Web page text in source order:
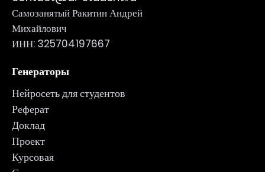
Самозанятый Ракитин Андрей
Михайлович
ИНН: 325704197667
Генераторы
Нейросеть для студентов
Реферат
Доклад
Проект
Курсовая